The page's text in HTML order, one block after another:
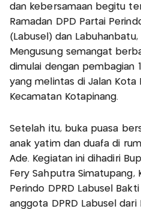
dan kebersamaan begitu
Ramadan DPD Partai
(Labusel) dan Labuhanbatu,
Mengusung semangat
dimulai dengan pembagian
yang melintas di Jalan Kota
Kecamatan Kotapinang.
Setelah itu, buka puasa
anak yatim dan duafa di
Ade. Kegiatan ini dihadiri
Fery Sahputra Simatupang,
Perindo DPRD Labusel
anggota DPRD Labusel dari